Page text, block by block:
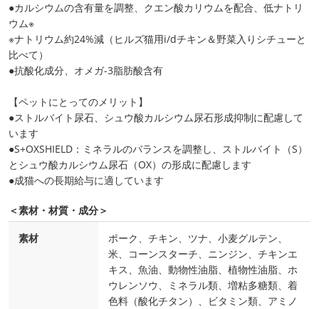
●カルシウムの含有量を調整、クエン酸カリウムを配合、低ナトリ
ウム※
※ナトリウム約24%減（ヒルズ猫用i/dチキン＆野菜入りシチューと
比べて）
●抗酸化成分、オメガ-3脂肪酸含有
【ペットにとってのメリット】
●ストルバイト尿石、シュウ酸カルシウム尿石形成抑制に配慮して
います
●S+OXSHIELD：ミネラルのバランスを調整し、ストルバイト（S）
とシュウ酸カルシウム尿石（OX）の形成に配慮します
●成猫への長期給与に適しています
＜素材・材質・成分＞
素材
ポーク、チキン、ツナ、小麦グルテン、
米、コーンスターチ、ニンジン、チキンエ
キス、魚油、動物性油脂、植物性油脂、ホ
ウレンソウ、ミネラル類、増粘多糖類、着
色料（酸化チタン）、ビタミン類、アミノ